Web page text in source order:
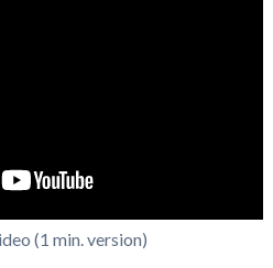
(1 min. version)